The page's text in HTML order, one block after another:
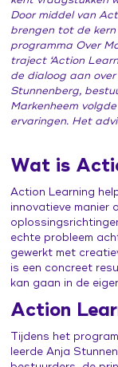
Leertraject
Praat
Contacten
Zorg voor
Door middel van
brengen tot de
programma Over
traject ‘Action
de dialoog aan
Stunnenberg,
Markenheem
ervaringen. Het
Wat is
Action Learning
innovatieve manier
echte probleem
gewerkt met
is een concreet
kan gaan in de
Action
Tijdens het
leerde Anja